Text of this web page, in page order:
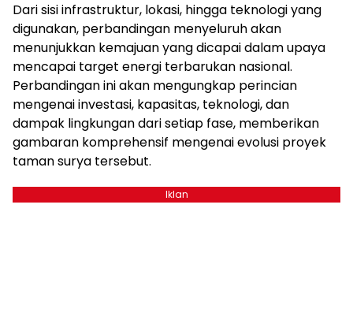
Dari sisi infrastruktur, lokasi, hingga teknologi yang
digunakan, perbandingan menyeluruh akan
menunjukkan kemajuan yang dicapai dalam upaya
mencapai target energi terbarukan nasional.
Perbandingan ini akan mengungkap perincian
mengenai investasi, kapasitas, teknologi, dan
dampak lingkungan dari setiap fase, memberikan
gambaran komprehensif mengenai evolusi proyek
taman surya tersebut.
Iklan